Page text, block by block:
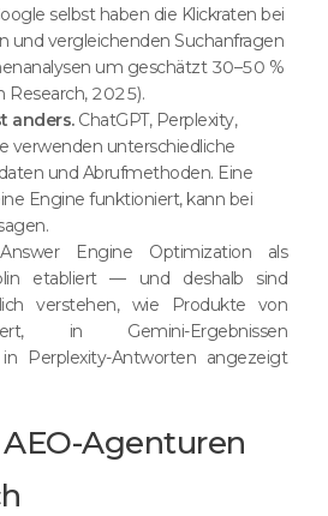
selbst haben die Klickraten bei
und vergleichenden Suchanfragen
um geschätzt 30–50 %
Research, 2025).
anders.ChatGPT, Perplexity,
verwenden unterschiedliche
und Abrufmethoden. Eine
Engine funktioniert, kann bei
Engine Optimization als
etabliert — und deshalb sind
verstehen, wie Produkte von
in Gemini-Ergebnissen
Perplexity-Antworten angezeigt
Agenturen